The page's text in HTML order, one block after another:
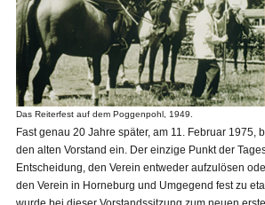
Das Reiterfest auf dem Poggenpohl, 1949.
Fast genau 20 Jahre später, am 11. Februar 1975,
den alten Vorstand ein. Der einzige Punkt der
Entscheidung, den Verein entweder aufzulösen
den Verein in Horneburg und Umgegend fest zu